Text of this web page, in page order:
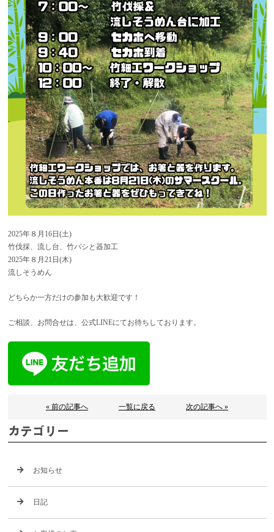
2025年８月16日(土)
竹伐採、流し台、竹バシと器加工
2025年８月21日(木)
流しそうめん
どちらか一方だけの参加も大歓迎です！
ご相談、お問合せは、公式LINEにてお待ちしております。
« 前の記事へ 一覧に戻る 次の記事へ »
カテゴリー
お知らせ
日記